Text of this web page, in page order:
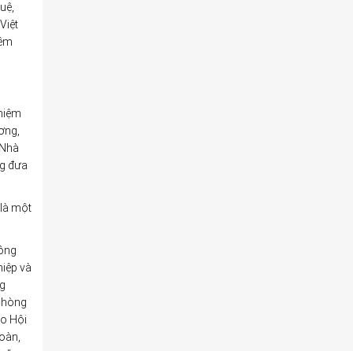
đưa
một
và
Hội